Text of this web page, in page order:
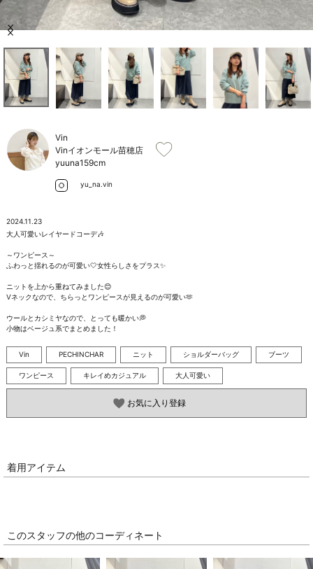
店舗検索
ご利用ガイド/ヘルプ
Item
of
Vin
Vinイオンモール苗穂店
yuuna159cm
yu_na.vin
2024.11.23
大人可愛いレイヤードコーデ🎶
～ワンピース～
ふわっと揺れるのが可愛い🤍女性らしさをプラス✨️
ニットを上から重ねてみました😊
Vネックなので、ちらっとワンピースが見えるのが可愛い🫶
ウールとカシミヤなので、とっても暖かい💭
小物はベージュ系でまとめました！
Vin PECHINCHAR ニット ショルダーバッグ ブーツ
ワンピース キレイめカジュアル 大人可愛い
お気に入り登録
着用アイテム
このスタッフの他のコーディネート